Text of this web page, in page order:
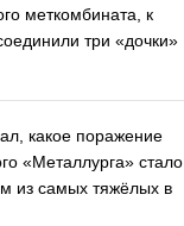
меткомбината, к
три «дочки»
какое поражение
«Металлурга» стало
из самых тяжёлых в